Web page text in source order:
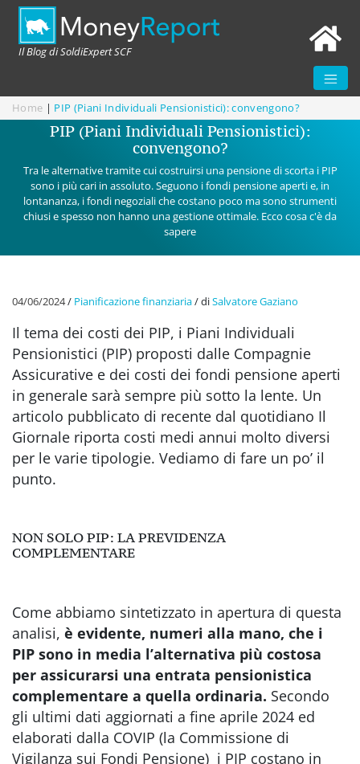
Il Blog di SoldiExpert SCF
Home | PIP (Piani Individuali Pensionistici): convengono?
PIP (Piani Individuali Pensionistici):
convengono?
Tra le alternative tramite cui costruirsi una pensione di scorta i PIP
sono i più cari in assoluto. Seguono i fondi pensione aperti e, in
lontananza, i fondi negoziali che costano poco ma sono strumenti
chiusi e spesso non hanno una gestione ottimale. Ecco cosa c'è da
sapere
04/06/2024/ Pianificazione finanziaria/diSalvatore Gaziano
Il tema dei costi dei PIP, i Piani Individuali
Pensionistici (PIP) proposti dalle Compagnie
Assicurative e dei costi dei fondi pensione aperti
in generale sarà sempre più sotto la lente. Un
articolo pubblicato di recente dal quotidiano Il
Giornale riporta costi medi annui molto diversi
per le varie tipologie. Vediamo di fare un po’ il
punto.
NON SOLO PIP: LA PREVIDENZA
COMPLEMENTARE
Come abbiamo sintetizzato in apertura di questa
analisi, è evidente, numeri alla mano, che i
PIP sono in media l’alternativa più costosa
per assicurarsi una entrata pensionistica
complementare a quella ordinaria. Secondo
gli ultimi dati aggiornati a fine aprile 2024 ed
elaborati dalla COVIP (la Commissione di
Vigilanza sui Fondi Pensione) i PIP costano in